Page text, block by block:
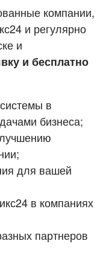
компании,
и регулярно
и
и бесплатно
в
бизнеса;
для вашей
в компаниях
партнеров